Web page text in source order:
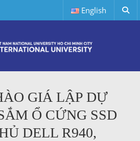
English
GIÁ LẬP DỰ
Ổ CỨNG SSD
DELL R940,